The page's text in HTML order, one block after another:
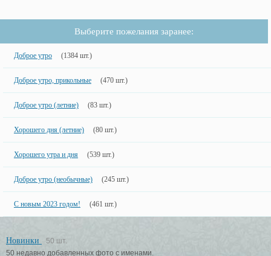
Выберите пожелания заранее:
Доброе утро (1384 шт.)
Доброе утро, прикольные (470 шт.)
Доброе утро (летние) (83 шт.)
Хорошего дня (летние) (80 шт.)
Хорошего утра и дня (539 шт.)
Доброе утро (необычные) (245 шт.)
С новым 2023 годом! (461 шт.)
Новинки
50 шт.
50 недавно добавленных фото с именами.